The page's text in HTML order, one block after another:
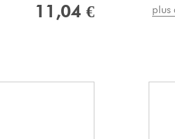
11,04 € plus